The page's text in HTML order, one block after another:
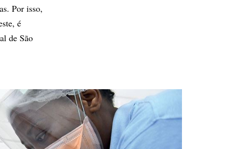
Por isso,
é
de São